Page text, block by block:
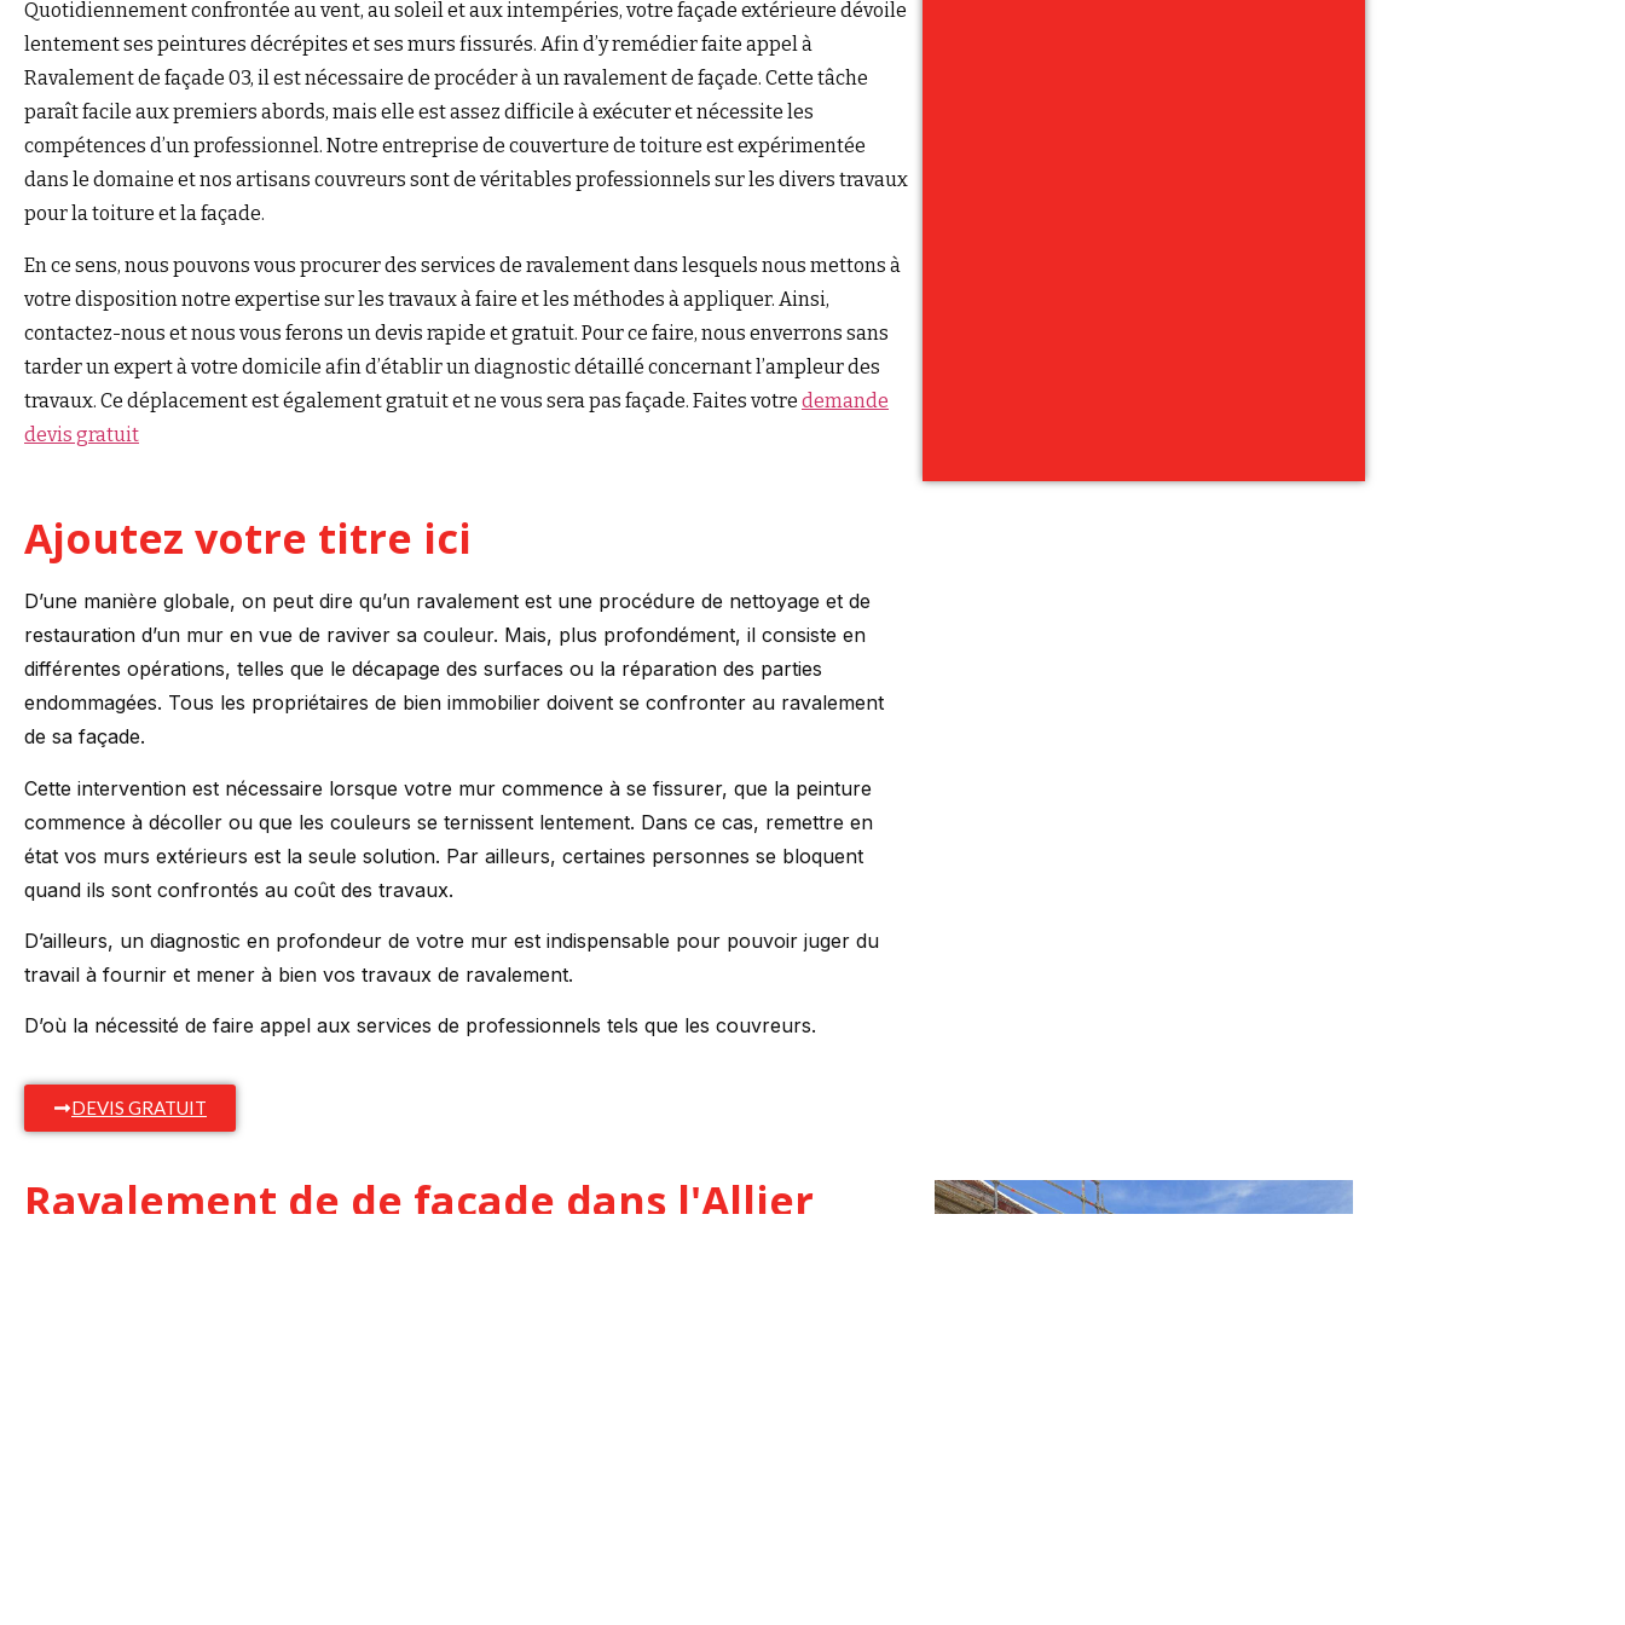
Quotidiennement confrontée au vent, au soleil et aux intempéries, votre façade extérieure dévoile
lentement ses peintures décrépites et ses murs fissurés. Afin d’y remédier faite appel à
Ravalement de façade 03, il est nécessaire de procéder à un ravalement de façade. Cette tâche
paraît facile aux premiers abords, mais elle est assez difficile à exécuter et nécessite les
compétences d’un professionnel. Notre entreprise de couverture de toiture est expérimentée
dans le domaine et nos artisans couvreurs sont de véritables professionnels sur les divers travaux
pour la toiture et la façade.
En ce sens, nous pouvons vous procurer des services de ravalement dans lesquels nous mettons à
votre disposition notre expertise sur les travaux à faire et les méthodes à appliquer. Ainsi,
contactez-nous et nous vous ferons un devis rapide et gratuit. Pour ce faire, nous enverrons sans
tarder un expert à votre domicile afin d’établir un diagnostic détaillé concernant l’ampleur des
travaux. Ce déplacement est également gratuit et ne vous sera pas façade. Faites votre demande
devis gratuit
Ajoutez votre titre ici
D’une manière globale, on peut dire qu’un ravalement est une procédure de nettoyage et de
restauration d’un mur en vue de raviver sa couleur. Mais, plus profondément, il consiste en
différentes opérations, telles que le décapage des surfaces ou la réparation des parties
endommagées. Tous les propriétaires de bien immobilier doivent se confronter au ravalement
de sa façade.
Cette intervention est nécessaire lorsque votre mur commence à se fissurer, que la peinture
commence à décoller ou que les couleurs se ternissent lentement. Dans ce cas, remettre en
état vos murs extérieurs est la seule solution. Par ailleurs, certaines personnes se bloquent
quand ils sont confrontés au coût des travaux.
D’ailleurs, un diagnostic en profondeur de votre mur est indispensable pour pouvoir juger du
travail à fournir et mener à bien vos travaux de ravalement.
D’où la nécessité de faire appel aux services de professionnels tels que les couvreurs.
DEVIS GRATUIT
Ravalement de de façade dans l'Allier